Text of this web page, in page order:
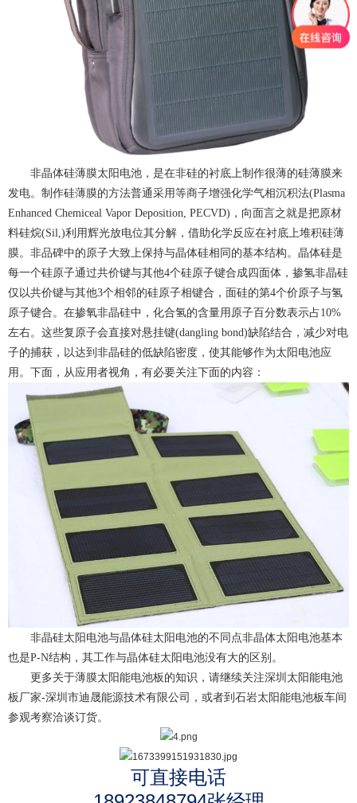
非晶体硅薄膜太阳电池，是在非硅的衬底上制作很薄的硅薄膜来
发电。 制作硅薄膜的方法普通采用等商子增强化学气相沉积法(Plasma
Enhanced Chemiceal Vapor Deposition, PECVD)，向面言之就是把原材
料硅烷(Sil,)利用辉光放电位其分解，借助化学反应在衬底上堆积硅薄
膜。非品碑中的原子大致上保持与晶体硅相同的基本结构。晶体硅是
每一个硅原子通过共价键与其他4个硅原子键合成四面体，掺氢非晶硅
仅以共价键与其他3个相邻的硅原子相键合，面硅的第4个价原子与氢
原子键合。在掺氧非晶硅中，化合氢的含量用原子百分数表示占10%
左右。这些复原子会直接对悬挂键(dangling bond)缺陷结合，减少对电
子的捕获，以达到非晶硅的低缺陷密度，使其能够作为太阳电池应
用。下面，从应用者视角，有必要关注下面的内容：
非晶硅太阳电池与晶体硅太阳电池的不同点非晶体太阳电池基本
也是P-N结构，其工作与晶体硅太阳电池没有大的区别。
更多关于薄膜太阳能电池板 的知识，请继续关注深圳太阳能电池
板厂家-深圳市迪晟能源技术有限公司 ，或者到石岩太阳能电池板车间
参观考察洽谈订货。
可直接电话